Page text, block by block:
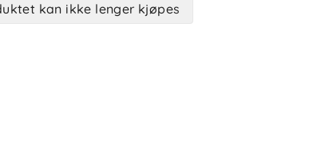
kan ikke lenger kjøpes